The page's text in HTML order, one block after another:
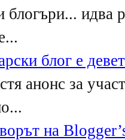
блогъри... идва
блог е
анонс за
на